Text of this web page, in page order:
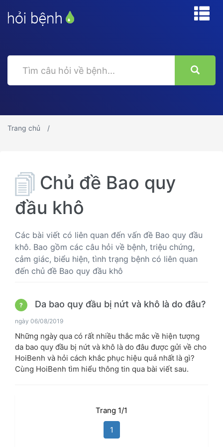
Trang chủ
Chủ đề Bao quy
đầu khô
Các bài viết có liên quan đến vấn đề Bao quy đầu
khô. Bao gồm các câu hỏi về bệnh, triệu chứng,
cảm giác, biểu hiện, tình trạng bệnh có liên quan
đến chủ đề Bao quy đầu khô
? Da bao quy đầu bị nứt và khô là do đâu?
ngày 06/08/2019
Những ngày qua có rất nhiều thắc mắc về hiện tượng
da bao quy đầu bị nứt và khô là do đâu được gửi về cho
HoiBenh và hỏi cách khắc phục hiệu quả nhất là gì?
Cùng HoiBenh tìm hiểu thông tin qua bài viết sau.
Trang 1/1
1